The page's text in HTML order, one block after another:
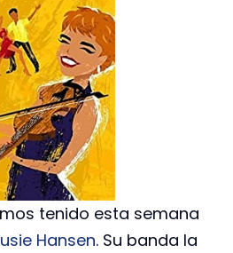
tenido esta semana
Hansen. Su banda la